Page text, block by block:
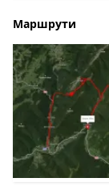
Маршрути